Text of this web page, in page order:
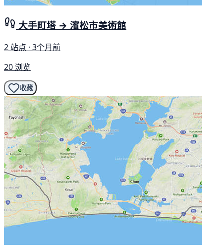
大手町塔 → 濱松市美術館
2 站点 · 3个月前
20 浏览
收藏